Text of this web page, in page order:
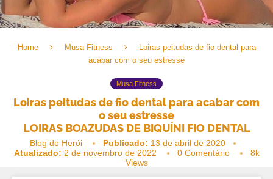
Home Musa Fitness
Loiras peitudas de fio dental para
acabar com o seu estresse
Musa Fitness
Loiras peitudas de fio dental para acabar com
o seu estresse
LOIRAS BOAZUDAS DE BIQUÍNI FIO DENTAL
Blog do Herói Publicado: 13 de abril de 2020
Atualizado: 2 de novembro de 2022 0 Comentário
8k
Views